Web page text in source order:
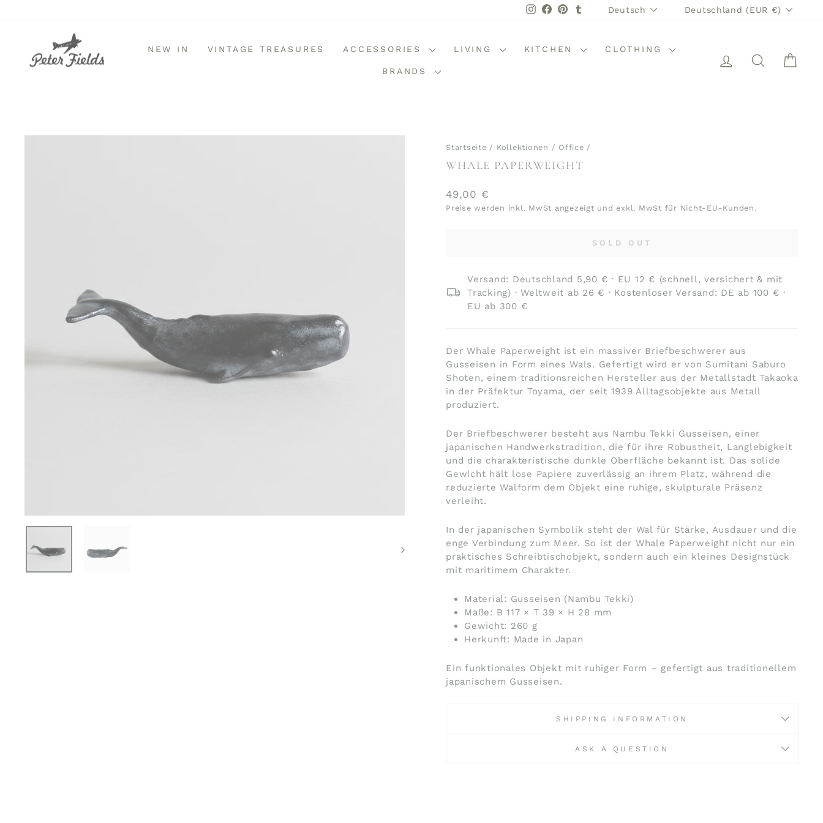
Instagram
Facebook
PinterestTumblrSPRACHE
Deutsch WÄHRUNG
Deutschland (EUR €)
NEW IN VINTAGE TREASURES ACCESSORIES LIVING KITCHEN CLOTHING
BRANDS
EINLOGGEN
SUCHE
Startseite / Kollektionen / Office /
WHALE PAPERWEIGHT
Normaler
Preis
49,00 €
Preise werden inkl. MwSt angezeigt und exkl. MwSt für Nicht-EU-Kunden.
SOLD OUT
Versand: Deutschland 5,90 € · EU 12 € (schnell, versichert & mit
Tracking) · Weltweit ab 26 € · Kostenloser Versand: DE ab 100 € ·
EU ab 300 €
Der Whale Paperweight ist ein massiver Briefbeschwerer aus
Gusseisen in Form eines Wals. Gefertigt wird er von Sumitani Saburo
Shoten, einem traditionsreichen Hersteller aus der Metallstadt Takaoka
in der Präfektur Toyama, der seit 1939 Alltagsobjekte aus Metall
produziert.
Der Briefbeschwerer besteht aus Nambu Tekki Gusseisen, einer
japanischen Handwerkstradition, die für ihre Robustheit, Langlebigkeit
und die charakteristische dunkle Oberfläche bekannt ist. Das solide
Gewicht hält lose Papiere zuverlässig an ihrem Platz, während die
reduzierte Walform dem Objekt eine ruhige, skulpturale Präsenz
verleiht.
In der japanischen Symbolik steht der Wal für Stärke, Ausdauer und die
enge Verbindung zum Meer. So ist der Whale Paperweight nicht nur ein
praktisches Schreibtischobjekt, sondern auch ein kleines Designstück
mit maritimem Charakter.
Material: Gusseisen (Nambu Tekki)
Maße: B 117 × T 39 × H 28 mm
Gewicht: 260 g
Herkunft: Made in Japan
Ein funktionales Objekt mit ruhiger Form – gefertigt aus traditionellem
japanischem Gusseisen.
SHIPPING INFORMATION
ASK A QUESTION